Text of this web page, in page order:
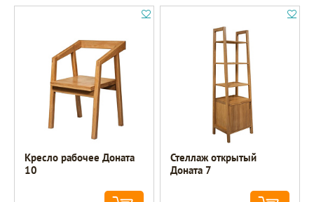
Кресло рабочее Доната
10
Стеллаж открытый
Доната 7